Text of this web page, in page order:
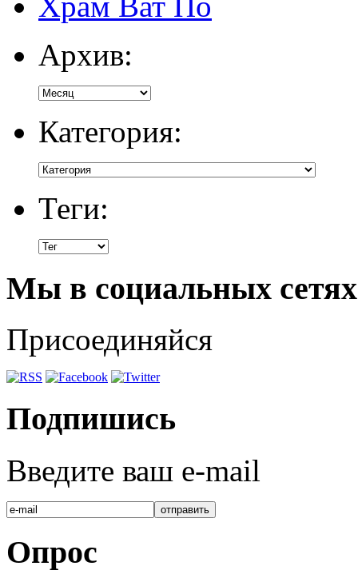
Архив:
Категория:
Теги:
Мы в социальных сетях
Присоединяйся
Подпишись
Введите ваш e-mail
Опрос